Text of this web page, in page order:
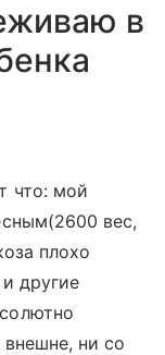
в
что: мой
вес,
плохо
другие
внешне, ни со